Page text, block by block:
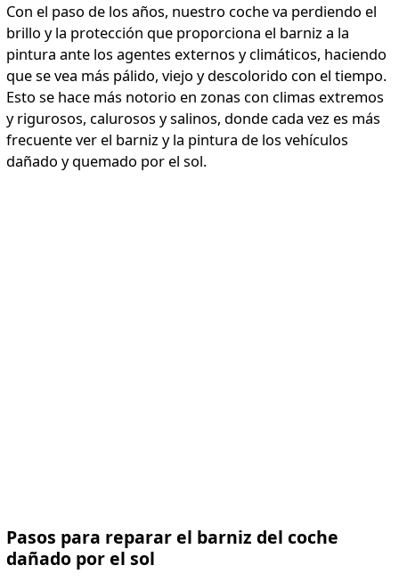
Con el paso de los años, nuestro coche va perdiendo el
brillo y la protección que proporciona el barniz a la
pintura ante los agentes externos y climáticos, haciendo
que se vea más pálido, viejo y descolorido con el tiempo.
Esto se hace más notorio en zonas con climas extremos
y rigurosos, calurosos y salinos, donde cada vez es más
frecuente ver el barniz y la pintura de los vehículos
dañado y quemado por el sol.
Pasos para reparar el barniz del coche
dañado por el sol